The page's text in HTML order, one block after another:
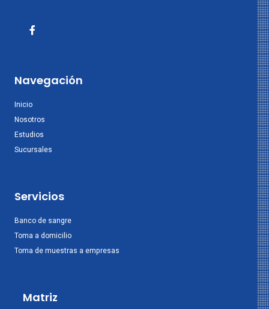
Navegación
Inicio
Nosotros
Estudios
Sucursales
Servicios
Banco de sangre
Toma a domicilio
Toma de muestras a empresas
Matriz